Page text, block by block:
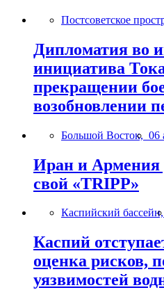
Постсоветское
Дипломатия во
инициатива
прекращении
возобновлении
Большой Восток, 06
Иран и Армения
свой «TRIPP»
Каспийский бассейн,
Каспий
оценка рисков,
уязвимостей